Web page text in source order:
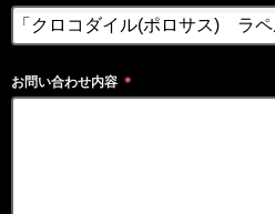
お問い合わせ内容 ＊